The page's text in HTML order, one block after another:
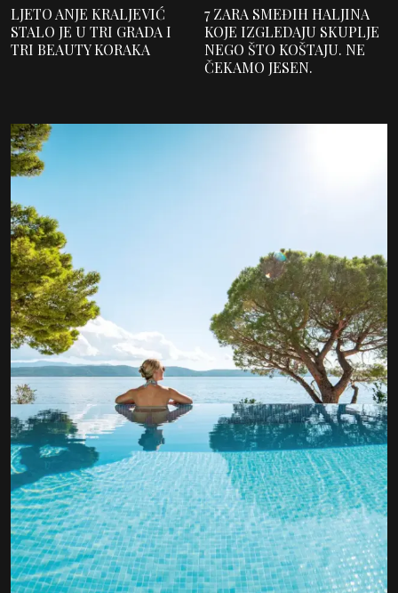
LJETO ANJE KRALJEVIĆ
STALO JE U TRI GRADA I
TRI BEAUTY KORAKA
7 ZARA SMEĐIH HALJINA
KOJE IZGLEDAJU SKUPLJE
NEGO ŠTO KOŠTAJU. NE
ČEKAMO JESEN.